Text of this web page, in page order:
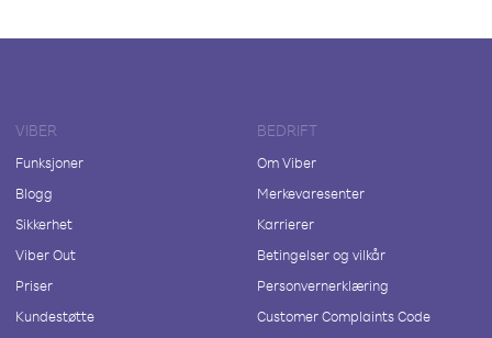
VIBER
Funksjoner
Blogg
Sikkerhet
Viber Out
Priser
Kundestøtte
BEDRIFT
Om Viber
Merkevaresenter
Karrierer
Betingelser og vilkår
Personvernerklæring
Customer Complaints Code